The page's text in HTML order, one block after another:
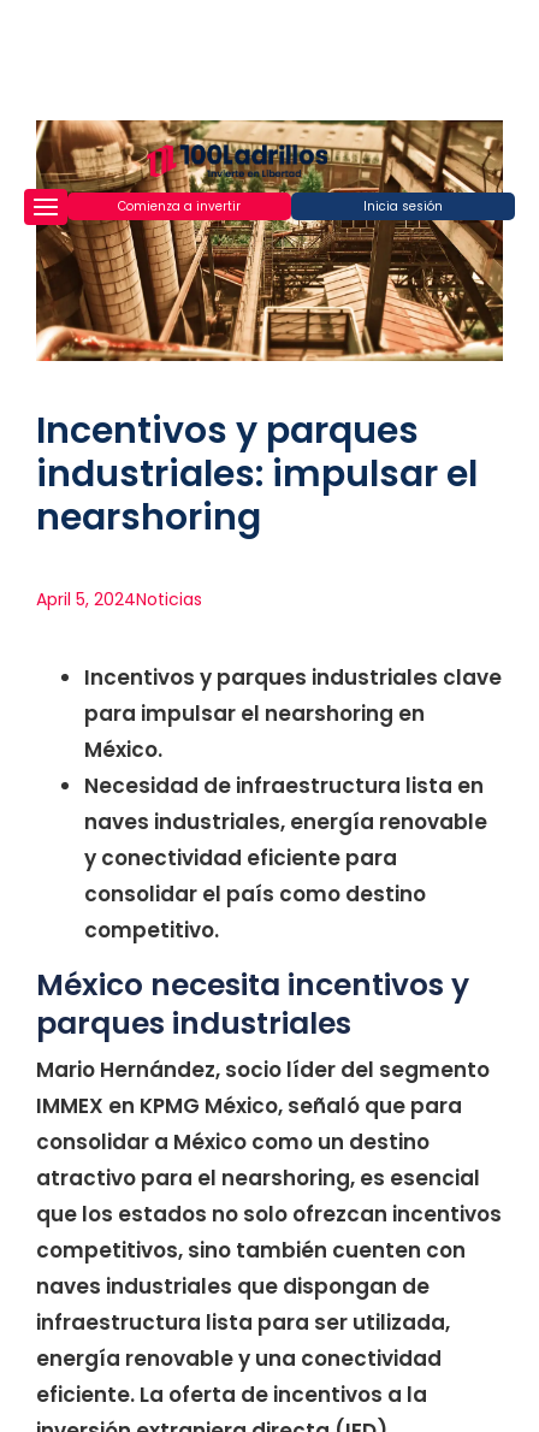
Comienza a invertir Inicia sesión
Incentivos y parques
industriales: impulsar el
nearshoring
April 5, 2024Noticias
Incentivos y parques industriales clave
para impulsar el nearshoring en
México.
Necesidad de infraestructura lista en
naves industriales, energía renovable
y conectividad eficiente para
consolidar el país como destino
competitivo.
México necesita incentivos y
parques industriales
Mario Hernández, socio líder del segmento
IMMEX en KPMG México, señaló que para
consolidar a México como un destino
atractivo para el nearshoring, es esencial
que los estados no solo ofrezcan incentivos
competitivos, sino también cuenten con
naves industriales que dispongan de
infraestructura lista para ser utilizada,
energía renovable y una conectividad
eficiente. La oferta de incentivos a la